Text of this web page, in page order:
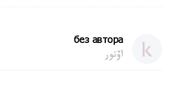
без автора
اۆتور